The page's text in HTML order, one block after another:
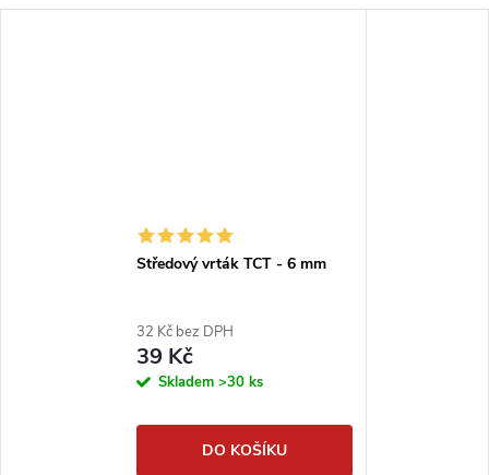
Středový vrták TCT - 6 mm
32 Kč bez DPH
39 Kč
Skladem >30 ks
DO KOŠÍKU